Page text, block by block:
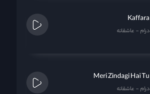
Kaffara
درام عاشقانه
Meri Zindagi Hai Tu
درام عاشقانه